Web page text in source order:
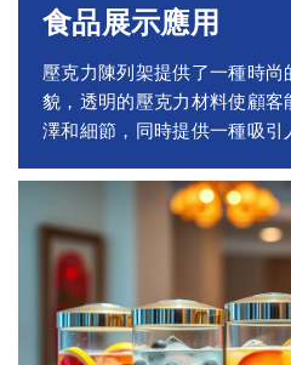
食品展示應用
壓克力陳列架提供了一種時
貌，透明的壓克力材料使顧
澤和細節，同時提供一種吸引